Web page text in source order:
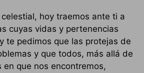
celestial, hoy traemos ante ti a
cuyas vidas y pertenencias
te pedimos que las protejas de
y que todos, más allá de
en que nos encontremos,